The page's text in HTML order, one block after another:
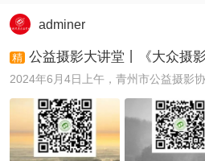
adminer
精 公益摄影大讲堂丨《大众摄